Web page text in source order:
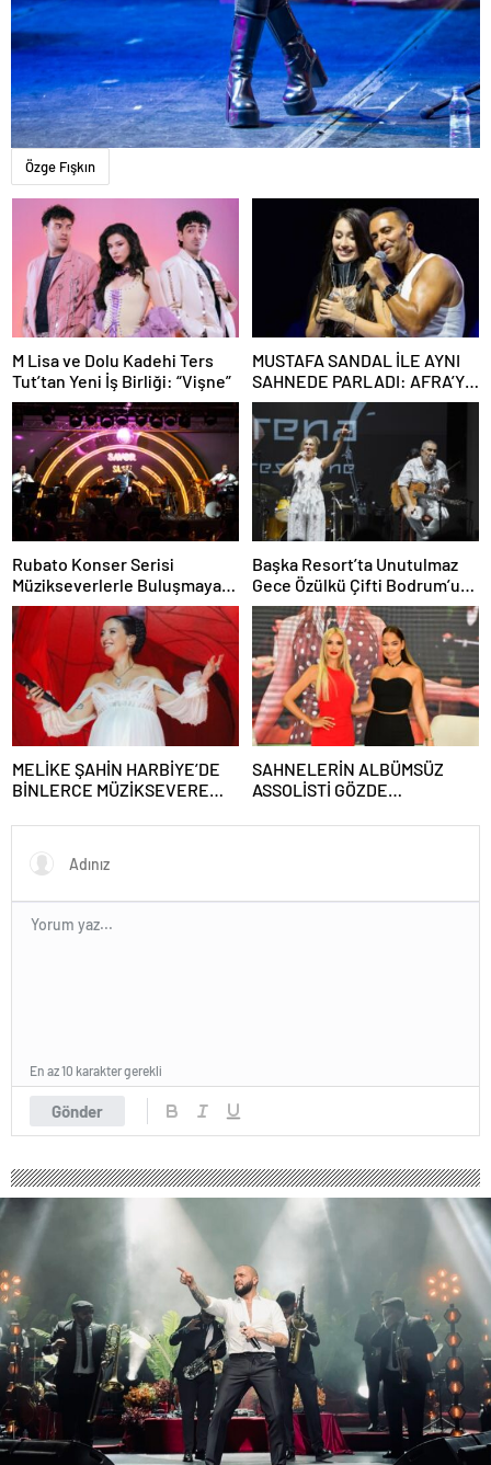
Özge Fışkın
M Lisa ve Dolu Kadehi Ters
Tut’tan Yeni İş Birliği: “Vişne”
MUSTAFA SANDAL İLE AYNI
SAHNEDE PARLADI: AFRA’YA
HARBİYE’DE BÜYÜK ALKIŞ
Rubato Konser Serisi
Müzikseverlerle Buluşmaya
Devam Ediyor
Başka Resort’ta Unutulmaz
Gece Özülkü Çifti Bodrum’u
Büyüledi
MELİKE ŞAHİN HARBİYE’DE
BİNLERCE MÜZİKSEVERE
YAŞATTI!
SAHNELERİN ALBÜMSÜZ
ASSOLİSTİ GÖZDE
MAGAZİN’DE: “SON ASSOLİST
Gönder
En az 10 karakter gerekli